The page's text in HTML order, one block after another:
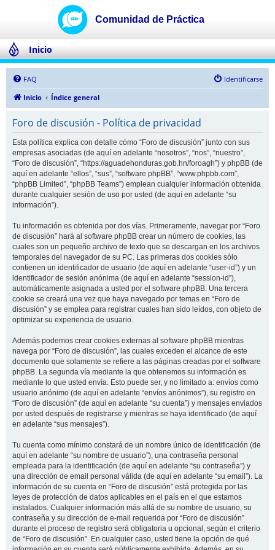
Inicio
FAQ
Identificarse
Inicio
Índice general
Foro de discusión - Política de privacidad
Esta política explica con detalle cómo “Foro de discusión” junto con sus
empresas asociadas (de aquí en adelante “nosotros”, “nos”, “nuestro”,
“Foro de discusión”, “https://aguadehonduras.gob.hn/foroagh”) y phpBB (de
aquí en adelante “ellos”, “sus”, “software phpBB”, “www.phpbb.com”,
“phpBB Limited”, “phpBB Teams”) emplean cualquier información obtenida
durante cualquier sesión de uso por usted (de aquí en adelante “su
información”).
Tu información es obtenida por dos vías. Primeramente, navegar por “Foro
de discusión” hará al software phpBB crear un número de cookies, las
cuales son un pequeño archivo de texto que se descargan en los archivos
temporales del navegador de su PC. Las primeras dos cookies sólo
contienen un identificador de usuario (de aquí en adelante “user-id”) y un
identificador de sesión anónima (de aquí en adelante “session-id”),
automáticamente asignada a usted por el software phpBB. Una tercera
cookie se creará una vez que haya navegado por temas en “Foro de
discusión” y se emplea para registrar cuales han sido leídos, con objeto de
optimizar su experiencia de usuario.
Además podemos crear cookies externas al software phpBB mientras
navega por “Foro de discusión”, las cuales exceden el alcance de este
documento que solamente se refiere a las páginas creadas por el software
phpBB. La segunda vía mediante la que obtenemos su información es
mediante lo que usted envía. Esto puede ser, y no limitado a: envíos como
usuario anónimo (de aquí en adelante “envíos anónimos”), su registro en
“Foro de discusión” (de aquí en adelante “su cuenta”) y mensajes enviados
por usted después de registrarse y mientras se haya identificado (de aquí
en adelante “sus mensajes”).
Tu cuenta como mínimo constará de un nombre único de identificación (de
aquí en adelante “su nombre de usuario”), una contraseña personal
empleada para la identificación (de aquí en adelante “su contraseña”) y
una dirección de email personal válida (de aquí en adelante “su email”). La
información de su cuenta en “Foro de discusión” está protegida por las
leyes de protección de datos aplicables en el país en el que estamos
instalados. Cualquier información más allá de su nombre de usuario, su
contraseña y su dirección de e-mail requerida por “Foro de discusión”
durante el proceso de registro será obligatoria u opcional, según el criterio
de “Foro de discusión”. En cualquier caso, usted tiene la opción de qué